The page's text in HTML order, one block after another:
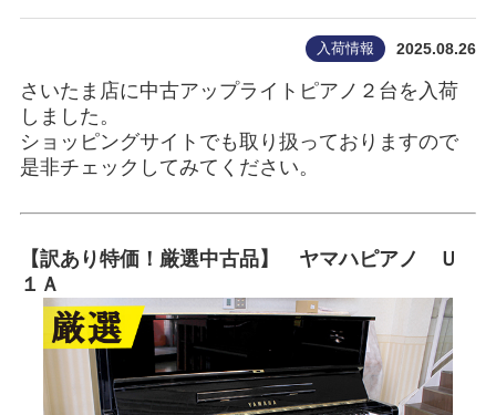
入荷情報 2025.08.26
さいたま店に中古アップライトピアノ２台を入荷
しました。
ショッピングサイトでも取り扱っておりますので
是非チェックしてみてください。
【訳あり特価！厳選中古品】 ヤマハピアノ Ｕ
１Ａ